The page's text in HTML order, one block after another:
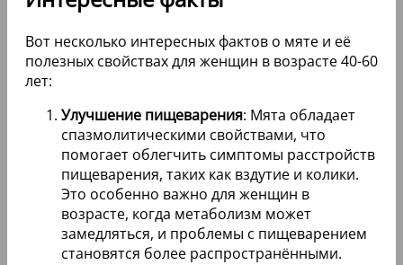
Вот несколько интересных фактов о мяте и её
полезных свойствах для женщин в возрасте 40-60
лет:
Улучшение пищеварения: Мята обладает
спазмолитическими свойствами, что
помогает облегчить симптомы расстройств
пищеварения, таких как вздутие и колики.
Это особенно важно для женщин в
возрасте, когда метаболизм может
замедляться, и проблемы с пищеварением
становятся более распространёнными.